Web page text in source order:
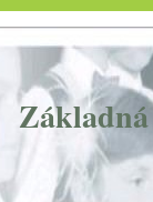
Základná